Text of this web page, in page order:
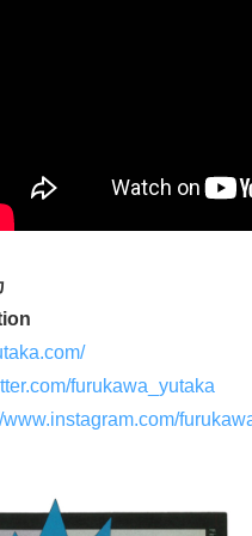
furukawa_yutaka
www.instagram.com/